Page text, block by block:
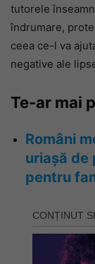
tutorele
îndrumare,
ceea ce-l va
negative ale
Te-ar mai
Români
uriașă de
pentru